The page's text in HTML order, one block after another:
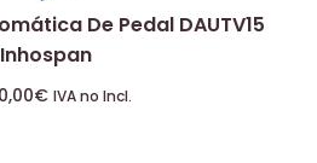
De Pedal DAUTV15
Inhospan
€ IVA no Incl.